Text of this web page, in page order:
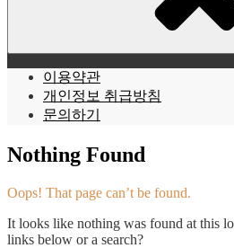
이용약관
개인정보 취급방침
문의하기
Nothing Found
Oops! That page can’t be found.
It looks like nothing was found at this
links below or a search?